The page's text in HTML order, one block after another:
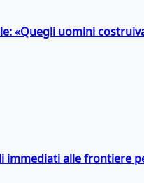
«Quegli uomini
immediati alle frontiere